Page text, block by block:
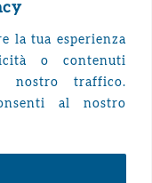
la tua esperienza
o contenuti
nostro traffico.
al nostro